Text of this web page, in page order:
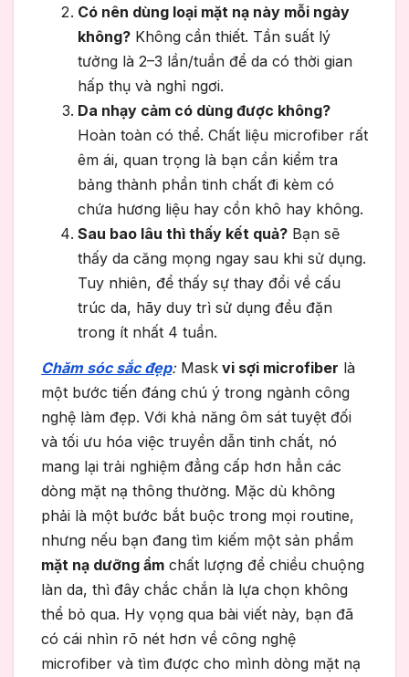
Có nên dùng loại mặt nạ này mỗi ngày
không? Không cần thiết. Tần suất lý
tưởng là 2–3 lần/tuần để da có thời gian
hấp thụ và nghỉ ngơi.
Da nhạy cảm có dùng được không?
Hoàn toàn có thể. Chất liệu microfiber rất
êm ái, quan trọng là bạn cần kiểm tra
bảng thành phần tinh chất đi kèm có
chứa hương liệu hay cồn khô hay không.
Sau bao lâu thì thấy kết quả? Bạn sẽ
thấy da căng mọng ngay sau khi sử dụng.
Tuy nhiên, để thấy sự thay đổi về cấu
trúc da, hãy duy trì sử dụng đều đặn
trong ít nhất 4 tuần.
Chăm sóc sắc đẹp: Mask vi sợi microfiber là
một bước tiến đáng chú ý trong ngành công
nghệ làm đẹp. Với khả năng ôm sát tuyệt đối
và tối ưu hóa việc truyền dẫn tinh chất, nó
mang lại trải nghiệm đẳng cấp hơn hẳn các
dòng mặt nạ thông thường. Mặc dù không
phải là một bước bắt buộc trong mọi routine,
nhưng nếu bạn đang tìm kiếm một sản phẩm
mặt nạ dưỡng ẩm chất lượng để chiều chuộng
làn da, thì đây chắc chắn là lựa chọn không
thể bỏ qua. Hy vọng qua bài viết này, bạn đã
có cái nhìn rõ nét hơn về công nghệ
microfiber và tìm được cho mình dòng mặt nạ